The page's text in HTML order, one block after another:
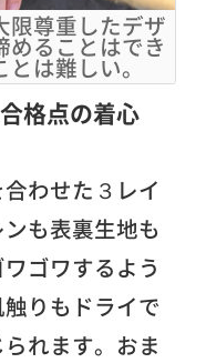
限尊重したデザ
めることはでき
は難しい。
格点の着心
わせた３レイ
も表裏生地も
ゴワするよう
りもドライで
れます。おま